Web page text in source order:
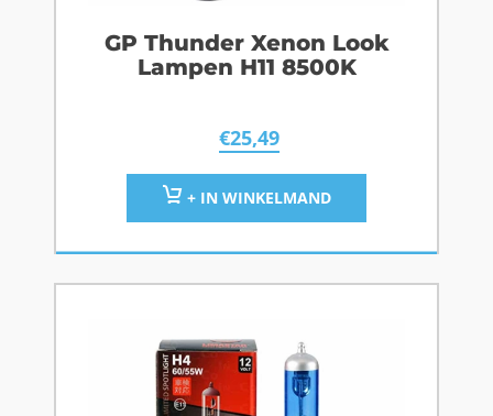
GP Thunder Xenon Look
Lampen H11 8500K
€25,49
+ IN WINKELMAND